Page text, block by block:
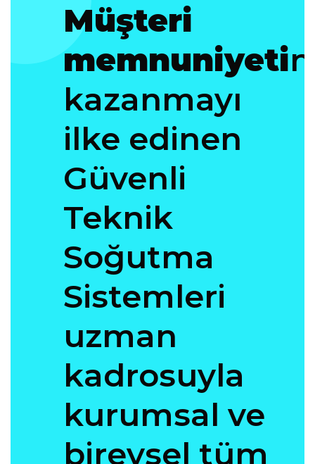
Müşteri
memnuniyeti
kazanmayı
ilke edinen
Güvenli
Teknik
Soğutma
Sistemleri
uzman
kadrosuyla
kurumsal ve
bireysel tüm